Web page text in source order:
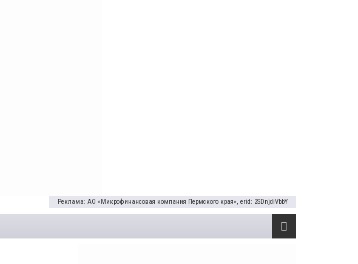
Реклама: АО «Микрофинансовая компания Пермского края», erid: 2SDnjdiVbbY